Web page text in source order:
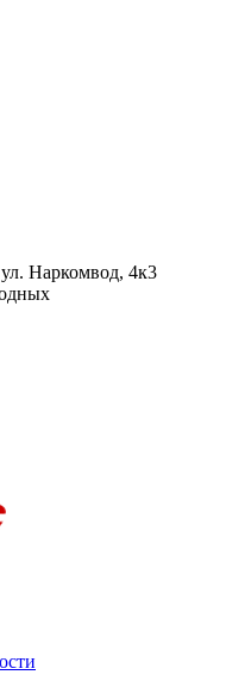
Наркомвод, 4к3